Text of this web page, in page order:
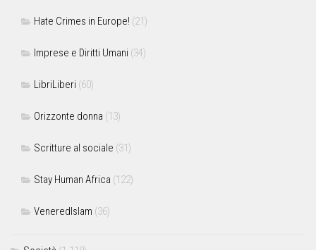
Hate Crimes in Europe! (21)
Imprese e Diritti Umani (34)
LibriLiberi (60)
Orizzonte donna (13)
Scritture al sociale (31)
Stay Human Africa (122)
VeneredIslam (36)